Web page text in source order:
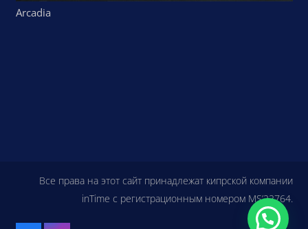
Arcadia
Все права на этот сайт принадлежат кипрской компании
inTime с регистрационным номером MS’22764.